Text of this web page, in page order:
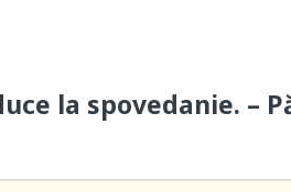
la spovedanie. –